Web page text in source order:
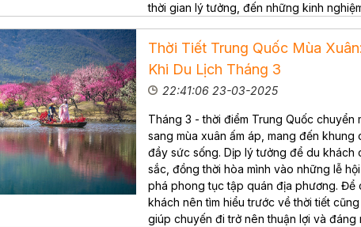
thời gian lý tưởng, đến những kinh
Thời Tiết Trung Quốc Mùa
Khi Du Lịch Tháng 3
22:41:06 23-03-2025
Tháng 3 - thời điểm Trung Quốc chuyển
sang mùa xuân ấm áp, mang đến
đầy sức sống. Dịp lý tưởng để du khách
sắc, đồng thời hòa mình vào những lễ
phá phong tục tập quán địa phương. Để
khách nên tìm hiểu trước về thời tiết
giúp chuyến đi trở nên thuận lợi và đáng